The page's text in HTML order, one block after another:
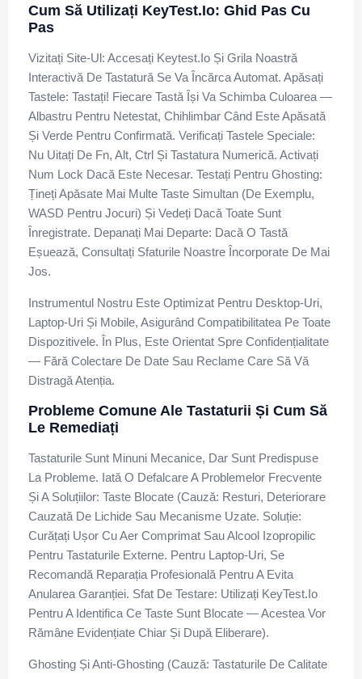
Cum Să Utilizați KeyTest.io: Ghid Pas Cu
Pas
Vizitați Site-Ul: Accesați Keytest.io Și Grila Noastră
Interactivă De Tastatură Se Va Încărca Automat. Apăsați
Tastele: Tastați! Fiecare Tastă Își Va Schimba Culoarea —
Albastru Pentru Netestat, Chihlimbar Când Este Apăsată
Și Verde Pentru Confirmată. Verificați Tastele Speciale:
Nu Uitați De Fn, Alt, Ctrl Și Tastatura Numerică. Activați
Num Lock Dacă Este Necesar. Testați Pentru Ghosting:
Țineți Apăsate Mai Multe Taste Simultan (de Exemplu,
WASD Pentru Jocuri) Și Vedeți Dacă Toate Sunt
Înregistrate. Depanați Mai Departe: Dacă O Tastă
Eșuează, Consultați Sfaturile Noastre Încorporate De Mai
Jos.
Instrumentul Nostru Este Optimizat Pentru Desktop-Uri,
Laptop-Uri Și Mobile, Asigurând Compatibilitatea Pe Toate
Dispozitivele. În Plus, Este Orientat Spre Confidențialitate
— Fără Colectare De Date Sau Reclame Care Să Vă
Distragă Atenția.
Probleme Comune Ale Tastaturii Și Cum Să
Le Remediați
Tastaturile Sunt Minuni Mecanice, Dar Sunt Predispuse
La Probleme. Iată O Defalcare A Problemelor Frecvente
Și A Soluțiilor: Taste Blocate (Cauză: Resturi, Deteriorare
Cauzată De Lichide Sau Mecanisme Uzate. Soluție:
Curățați Ușor Cu Aer Comprimat Sau Alcool Izopropilic
Pentru Tastaturile Externe. Pentru Laptop-Uri, Se
Recomandă Reparația Profesională Pentru A Evita
Anularea Garanției. Sfat De Testare: Utilizați KeyTest.io
Pentru A Identifica Ce Taste Sunt Blocate — Acestea Vor
Rămâne Evidențiate Chiar Și După Eliberare).
Ghosting Și Anti-Ghosting (Cauză: Tastaturile De Calitate